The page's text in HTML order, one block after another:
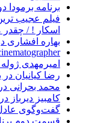
برنامه برمودا دوشنبه ۲۸ اسفند با
فیلم عجیب
اسکار ! / چقدر
بهاره افشاری در
امیرمهدی ژوله در
رضا کیانیان در
محمد بحرانی در برنامه ۲شات/
کامبیز دیرباز در
گفت‌وگوی
قسمت دوم